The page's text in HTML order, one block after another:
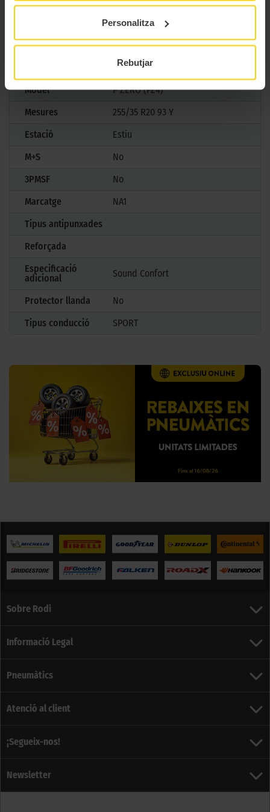
Personalitza
Rebutjar
pneumàtic definitiu per a cotxes esportius d’alta gamma.
Pirelli
Model
P ZERO (PZ4)
Mesures
255/35 R20 93 Y
Estació
Estiu
M+S
No
3PMSF
No
Marcatge
NA1
Tipus antipunxades
Reforçada
Especificació
adicional
Sound Confort
Protector llanda
No
Tipus conducció
SPORT
Sobre Rodi
Informació Legal
Pneumàtics
Atenció al client
¡Segueix-nos!
Newsletter